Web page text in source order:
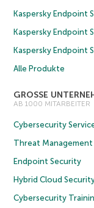
Kaspersky Endpoint
Kaspersky Endpoint
Kaspersky Endpoint
Alle Produkte
GROSSE
AB 1000 MITARBEITER
Cybersecurity
Threat Management
Endpoint Security
Hybrid Cloud
Cybersecurity